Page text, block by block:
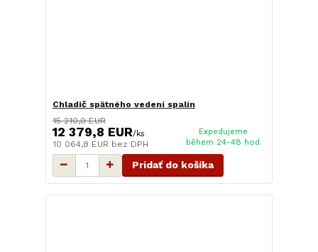
Chladič spätného vedení spalin
15 210,0 EUR
12 379,8 EUR/ks
10 064,8 EUR bez DPH
Expedujeme
během 24-48 hod
Pridať do košíka